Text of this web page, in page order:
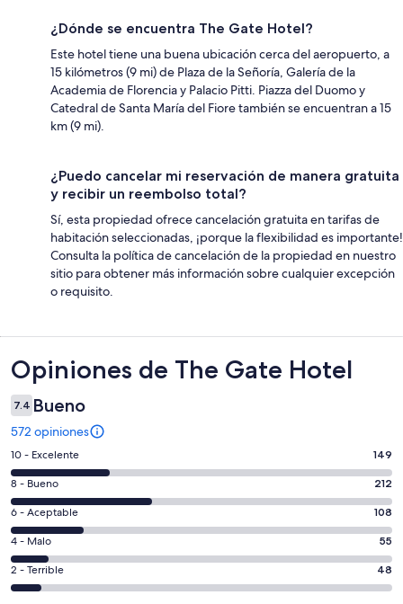
¿Dónde se encuentra The Gate Hotel?
Este hotel tiene una buena ubicación cerca del aeropuerto, a
15 kilómetros (9 mi) de Plaza de la Señoría, Galería de la
Academia de Florencia y Palacio Pitti. Piazza del Duomo y
Catedral de Santa María del Fiore también se encuentran a 15
km (9 mi).
¿Puedo cancelar mi reservación de manera gratuita
y recibir un reembolso total?
Sí, esta propiedad ofrece cancelación gratuita en tarifas de
habitación seleccionadas, ¡porque la flexibilidad es importante!
Consulta la política de cancelación de la propiedad en nuestro
sitio para obtener más información sobre cualquier excepción
o requisito.
Opiniones
Opiniones de The Gate Hotel
7.4 Bueno
572 opiniones
Puntuación
de
10,
es
decir,
Excelente.
Basada
en
10 - Excelente 149
Puntuación
de
8,
es
decir,
Bueno.
8 - Bueno 212
Puntuación
de
6,
es
decir,
6 - Aceptable 108
Puntuación
de
4,
4 - Malo 55
Puntuación
de
2 - Terrible 48